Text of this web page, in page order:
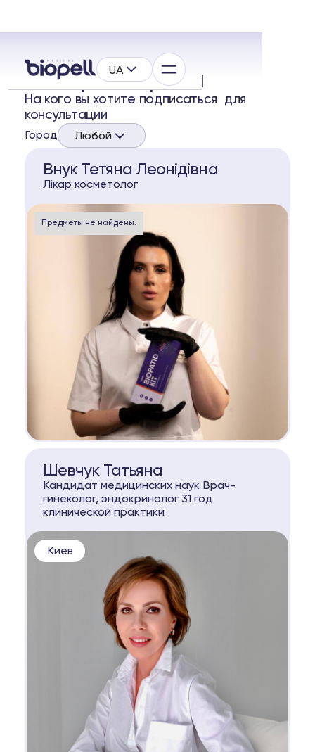
UA
Выберите врача
На кого вы хотите подписаться для
консультации
Город Любой
Внук Тетяна Леонідівна
Лікар косметолог
Предметы не найдены.
Шевчук Татьяна
Кандидат медицинских наук Врач-
гинеколог, эндокринолог 31 год
клинической практики
Киев